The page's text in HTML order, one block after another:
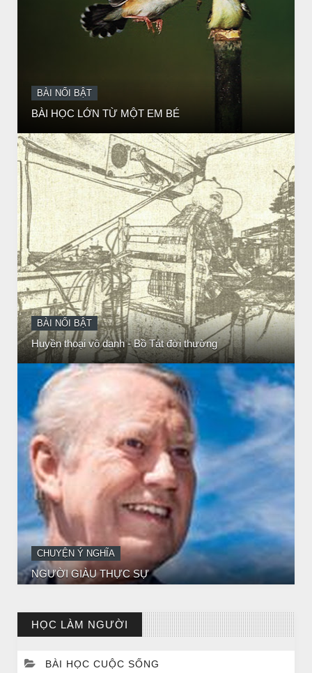
BÀI NỔI BẬT
Huyền thoại vô danh - Bồ Tát đời thường
CHUYỆN Ý NGHĨA
NGƯỜI GIÀU THỰC SỰ
HỌC LÀM NGƯỜI
BÀI HỌC CUỘC SỐNG